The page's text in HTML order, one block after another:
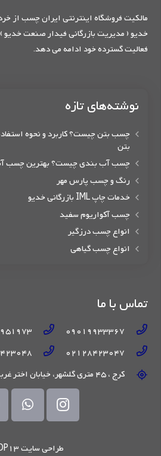
خدیو ( مدیریت بازرگانی فیدار صنعت خدیو )
فعالیت گسترده خود ادامه می دهد.
نوشته‌های تازه
چسب بتن چیست؟ کاربرد و نحوه
بتن
چسب آب بندی چیست؟ بهترین چسب آب
رنگ و چسب پارس مهر
خدمات چاپ IML بازرگانی خدیو
چسب آکواریوم سفید
انواع چسب درزگیر
انواع چسب گیاهی
تماس با ما
09019933367
02128423047
کرج ، 45 متری گلشهر، خیابان اختر غربی ، ساختمان ایران
طراحی سایت TOP13